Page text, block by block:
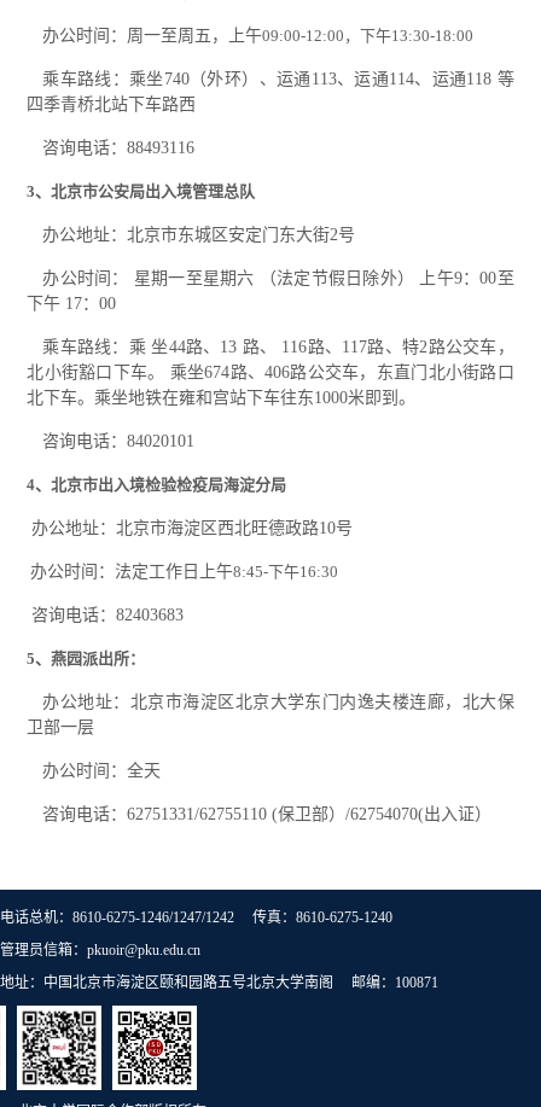
办公时间：周一至周五，上午09:00-12:00，下午13:30-18:00
乘车路线：乘坐740（外环）、运通113、运通114、运通118 等
四季青桥北站下车路西
咨询电话：88493116
3、北京市公安局出入境管理总队
办公地址：北京市东城区安定门东大街2号
办公时间： 星期一至星期六 （法定节假日除外） 上午9：00至
下午 17：00
乘车路线：乘 坐44路、13 路、 116路、117路、特2路公交车，
北小街豁口下车。 乘坐674路、406路公交车，东直门北小街路口
北下车。乘坐地铁在雍和宫站下车往东1000米即到。
咨询电话：84020101
4、北京市出入境检验检疫局海淀分局
办公地址：北京市海淀区西北旺德政路10号
办公时间：法定工作日上午8:45-下午16:30
咨询电话：82403683
5、燕园派出所：
办公地址：北京市海淀区 北京大学东门内逸夫楼连廊，北大保
卫部一层
办公时间：全天
咨询电话：62751331/62755110 (保卫部）/62754070(出入证）
电话总机：8610-6275-1246/1247/1242 传真：8610-6275-1240
管理员信箱：pkuoir@pku.edu.cn
地址：中国北京市海淀区颐和园路五号北京大学南阁 邮编：100871